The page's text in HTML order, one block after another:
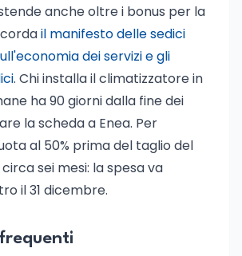
anche oltre i bonus per la
il manifesto delle sedici
dei servizi e gli
. Chi installa il climatizzatore in
ha 90 giorni dalla fine dei
la scheda a Enea. Per
al 50% prima del taglio del
sei mesi: la spesa va
il 31 dicembre.